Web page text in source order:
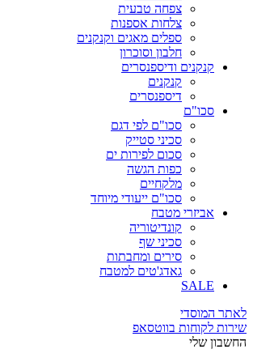
צפחה טבעית
צלחות אספנות
ספלים מאגים וקנקנים
חלבון וסוכרון
קנקנים ודיספנסרים
קנקנים
דיספנסרים
סכו"ם
סכו"ם לפי דגם
סכיני סטייק
סכום לפירות ים
כפות הגשה
מלקחיים
סכו"ם ייעודי מיוחד
אביזרי מטבח
קונדיטוריה
סכיני שף
סירים ומחבתות
גאדג'טים למטבח
SALE
לאתר המוסדי
שירות לקוחות בווטסאפ
החשבון שלי